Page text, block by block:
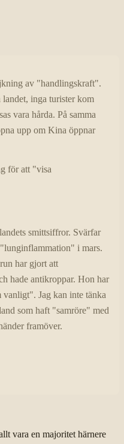
av "handlingskraft".
inga turister kom
vara hårda. På samma
upp om Kina öppnar
för att "visa
smittsiffror. Svärfar
i mars.
har gjort att
hade antikroppar. Hon har
Jag kan inte tänka
som haft "samröre" med
framöver.
vara en majoritet härnere